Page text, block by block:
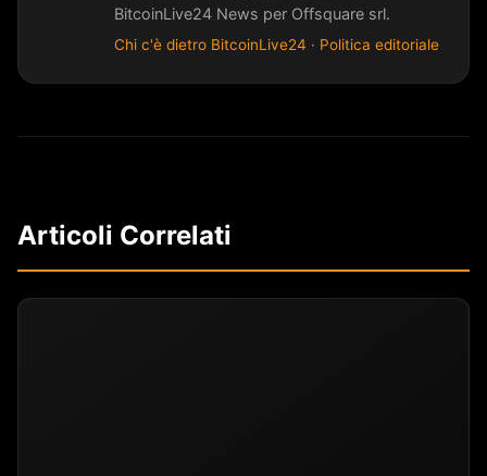
BitcoinLive24 News per Offsquare srl.
Chi c'è dietro BitcoinLive24 · Politica editoriale
Articoli Correlati